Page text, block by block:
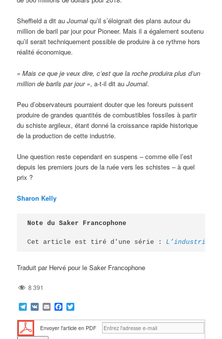
Sheffield a dit auJournalqu’il s’éloignait des plans autour du
million de baril par jour pour Pioneer. Mais il a également soutenu
qu’il serait techniquement possible de produire à ce rythme hors
réalité économique.
« Mais ce que je veux dire, c’est que la roche produira plus d’un
million de barils par jour », a-t-il dit auJournal.
Peu d’observateurs pourraient douter que les foreurs puissent
produire de grandes quantités de combustibles fossiles à partir
du schiste argileux, étant donné la croissance rapide historique
de la production de cette industrie.
Une question reste cependant en suspens – comme elle l’est
depuis les premiers jours de la ruée vers les schistes – à quel
prix ?
Sharon Kelly
Note du Saker Francophone
Cet article est tiré d'une série : L’industrie
Traduit par Hervé pour le Saker Francophone
8 391
Telegram
VK EmailFacebook
Envoyer l'article en PDF